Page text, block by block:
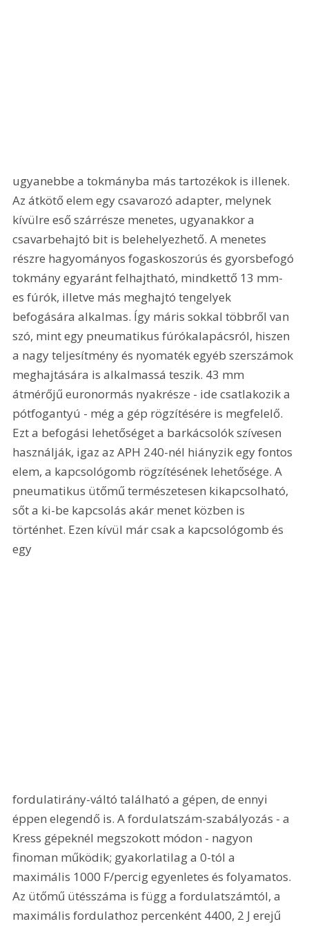
ugyanebbe a tokmányba más tartozékok is illenek.
Az átkötő elem egy csavarozó adapter, melynek
kívülre eső szárrésze menetes, ugyanakkor a
csavarbehajtó bit is belehelyezhető. A menetes
részre hagyományos fogaskoszorús és gyorsbefogó
tokmány egyaránt felhajtható, mindkettő 13 mm-
es fúrók, illetve más meghajtó tengelyek
befogására alkalmas. Így máris sokkal többről van
szó, mint egy pneumatikus fúrókalapácsról, hiszen
a nagy teljesítmény és nyomaték egyéb szerszámok
meghajtására is alkalmassá teszik. 43 mm
átmérőjű euronormás nyakrésze - ide csatlakozik a
pótfogantyú - még a gép rögzítésére is megfelelő.
Ezt a befogási lehetőséget a barkácsolók szívesen
használják, igaz az APH 240-nél hiányzik egy fontos
elem, a kapcsológomb rögzítésének lehetősége. A
pneumatikus ütőmű természetesen kikapcsolható,
sőt a ki-be kapcsolás akár menet közben is
történhet. Ezen kívül már csak a kapcsológomb és
egy
fordulatirány-váltó található a gépen, de ennyi
éppen elegendő is. A fordulatszám-szabályozás - a
Kress gépeknél megszokott módon - nagyon
finoman működik; gyakorlatilag a 0-tól a
maximális 1000 F/percig egyenletes és folyamatos.
Az ütőmű ütésszáma is függ a fordulatszámtól, a
maximális fordulathoz percenként 4400, 2 J erejű